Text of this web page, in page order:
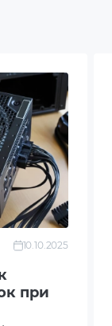
10.10.2025
при